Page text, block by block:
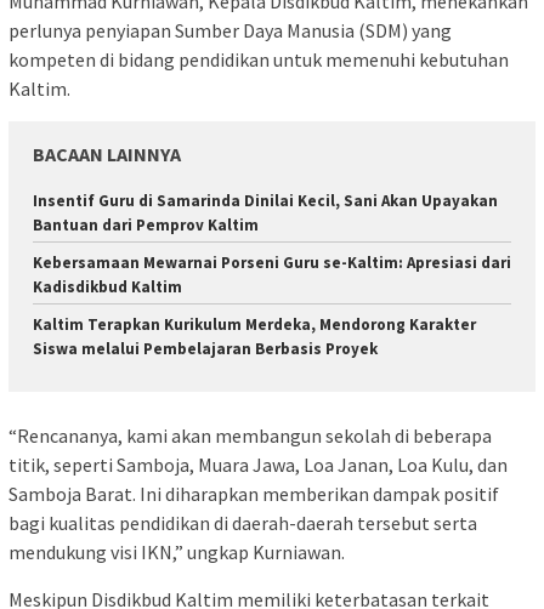
perlunya penyiapan Sumber Daya Manusia (SDM) yang
kompeten di bidang pendidikan untuk memenuhi kebutuhan
Kaltim.
BACAAN LAINNYA
Insentif Guru di Samarinda Dinilai Kecil, Sani Akan Upayakan
Bantuan dari Pemprov Kaltim
Kebersamaan Mewarnai Porseni Guru se-Kaltim: Apresiasi dari
Kadisdikbud Kaltim
Kaltim Terapkan Kurikulum Merdeka, Mendorong Karakter
Siswa melalui Pembelajaran Berbasis Proyek
“Rencananya, kami akan membangun sekolah di beberapa
titik, seperti Samboja, Muara Jawa, Loa Janan, Loa Kulu, dan
Samboja Barat. Ini diharapkan memberikan dampak positif
bagi kualitas pendidikan di daerah-daerah tersebut serta
mendukung visi IKN,” ungkap Kurniawan.
Meskipun Disdikbud Kaltim memiliki keterbatasan terkait